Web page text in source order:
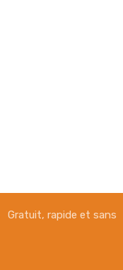
Gratuit, rapide et sans